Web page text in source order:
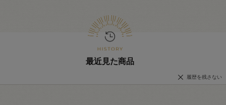
最近見た商品
履歴を残さない